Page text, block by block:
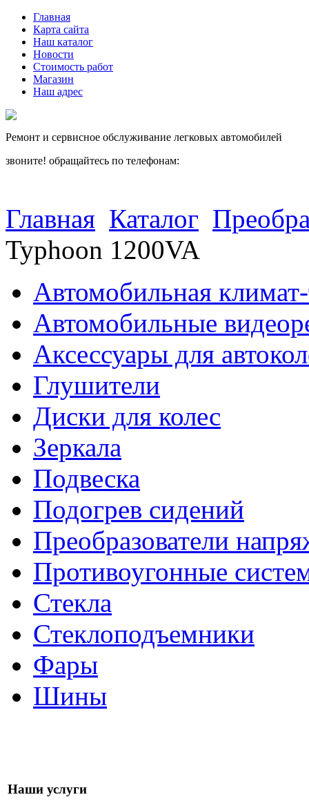
Главная
Карта сайта
Наш каталог
Новости
Стоимость работ
Магазин
Наш адрес
Ремонт и сервисное обслуживание легковых автомобилей
звоните! обращайтесь по телефонам:
Главная Каталог
Typhoon 1200VA
Автомобильная
Автомобильные
Аксессуары для
Глушители
Диски для колес
Зеркала
Подвеска
Подогрев сидений
Преобразователи
Противоугонные
Стекла
Стеклоподъемники
Фары
Шины
Наши услуги